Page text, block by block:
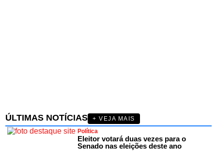
ÚLTIMAS NOTÍCIAS
+ VEJA MAIS
Política
Eleitor votará duas vezes para o
Senado nas eleições deste ano